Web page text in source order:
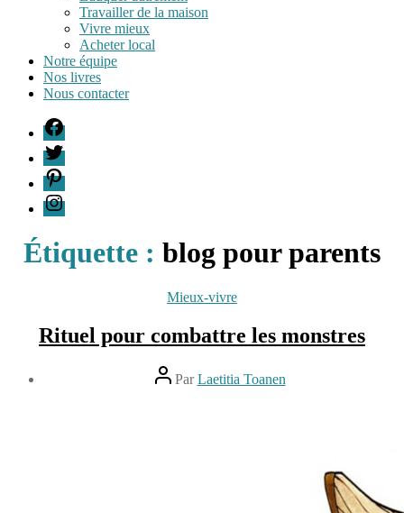
sous-
menu
Travailler de la maison
Vivre mieux
Acheter local
Notre équipe
Nos livres
Nous contacter
F
T
P
I
Étiquette : blog pour parents
Catégories
Mieux-vivre
Rituel pour combattre les monstres
Auteur
de
ParLaetitia Toanen